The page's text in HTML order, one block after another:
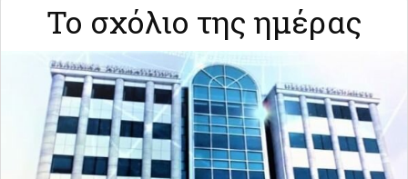
Το σχόλιο της ημέρας